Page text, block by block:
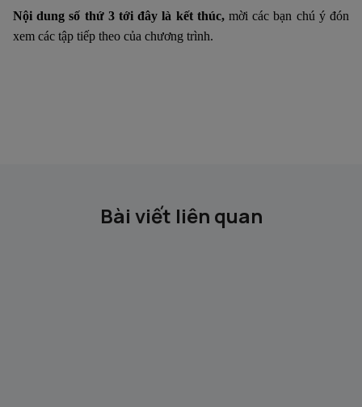
Nội dung số thứ 3 tới đây là kết thúc, mời các bạn chú ý đón
xem các tập tiếp theo của chương trình.
Bài viết liên quan